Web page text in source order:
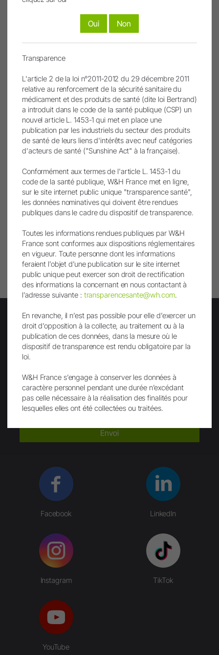
Pour enregistrer un produit W&H, vous devez
être connecté ou créer un nouveau compte.
Pas encore membre ?
Mot de passe oublié ?
Les images et les vidéos ont été partiellement ou
entièrement créées ou modifiées à l’aide de
l’intelligence artificielle. Les contenus concernés sont
signalés par un symbole IA.
Imprimer page
Remonter
Lettre d'info
Envoi
Facebook LinkedIn
Instagram TikTok
YouTube
Oui Non
Transparence
L'article 2 de la loi n°2011-2012 du 29 décembre 2011
relative au renforcement de la sécurité sanitaire du
médicament et des produits de santé (dite loi Bertrand)
a introduit dans le code de la santé publique (CSP) un
nouvel article L. 1453-1 qui met en place une
publication par les industriels du secteur des produits
de santé de leurs liens d'intérêts avec neuf catégories
d'acteurs de santé ("Sunshine Act" à la française).
Conformément aux termes de l'article L. 1453-1 du
code de la santé publique, W&H France met en ligne,
sur le site internet public unique "transparence santé",
les données nominatives qui doivent être rendues
publiques dans le cadre du dispositif de transparence.
Toutes les informations rendues publiques par W&H
France sont conformes aux dispositions réglementaires
en vigueur. Toute personne dont les informations
feraient l’objet d’une publication sur le site internet
public unique peut exercer son droit de rectification
des informations la concernant en nous contactant à
l’adresse suivante : transparencesante@wh.com.
En revanche, il n’est pas possible pour elle d’exercer un
droit d’opposition à la collecte, au traitement ou à la
publication de ces données, dans la mesure où le
dispositif de transparence est rendu obligatoire par la
loi.
W&H France s’engage à conserver les données à
caractère personnel pendant une durée n’excédant
pas celle nécessaire à la réalisation des finalités pour
lesquelles elles ont été collectées ou traitées.